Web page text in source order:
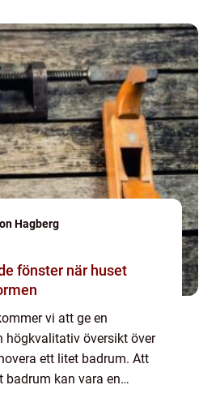
Hagberg
när huset
vi att ge en
högkvalitativ översikt över
ett litet badrum. Att
badrum kan vara en